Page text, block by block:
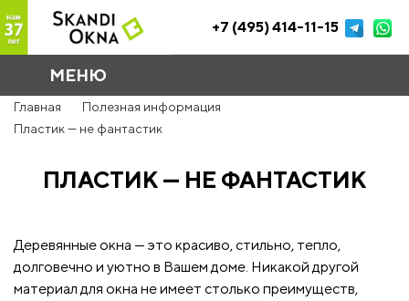
+7 (495) 414-11-15
МЕНЮ
Главная
Полезная информация
Пластик — не фантастик
ПЛАСТИК — НЕ ФАНТАСТИК
Деревянные окна — это красиво, стильно, тепло,
долговечно и уютно в Вашем доме. Никакой другой
материал для окна не имеет столько преимуществ,